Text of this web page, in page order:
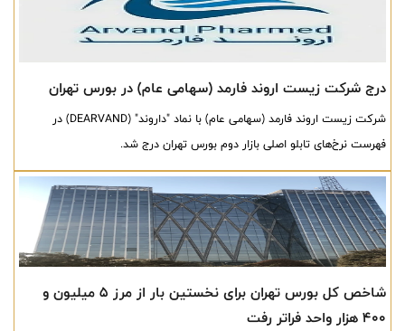
درج شرکت زیست اروند فارمد (سهامی عام) در بورس تهران
شرکت زیست اروند فارمد (سهامی عام) با نماد "داروند" (DEARVAND) در
فهرست نرخ‌های تابلو اصلی بازار دوم بورس تهران درج شد.
شاخص کل بورس تهران برای نخستین بار از مرز ۵ میلیون و
۴۰۰ هزار واحد فراتر رفت